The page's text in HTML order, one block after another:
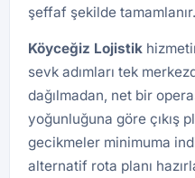
şeffaf şekilde tamamlanır.
Köyceğiz Lojistik
sevk adımları tek
dağılmadan, net bir
yoğunluğuna göre çıkış
gecikmeler minimuma
alternatif rota planı